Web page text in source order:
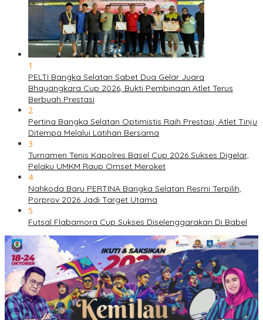
1
PELTI Bangka Selatan Sabet Dua Gelar Juara
Bhayangkara Cup 2026, Bukti Pembinaan Atlet Terus
Berbuah Prestasi
2
Pertina Bangka Selatan Optimistis Raih Prestasi, Atlet Tinju
Ditempa Melalui Latihan Bersama
3
Turnamen Tenis Kapolres Basel Cup 2026 Sukses Digelar,
Pelaku UMKM Raup Omset Meroket
4
Nahkoda Baru PERTINA Bangka Selatan Resmi Terpilih,
Porprov 2026 Jadi Target Utama
5
Futsal Flabamora Cup Sukses Diselenggarakan Di Babel